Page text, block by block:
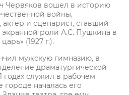
Червяков вошел в историю
войны,
и сценарист, ставший
роли А.С. Пушкина в
(1927 г.).
мужскую гимназию, в
драматургической
годах служил в рабочем
городе началась его